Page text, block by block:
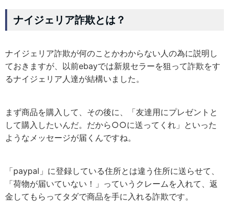
ナイジェリア詐欺とは？
ナイジェリア詐欺が何のことかわからない人の為に説明し
ておきますが、以前ebayでは新規セラーを狙って詐欺をす
るナイジェリア人達が結構いました。
まず商品を購入して、その後に、「友達用にプレゼントと
して購入したいんだ。だから○○に送ってくれ」といった
ようなメッセージが届くんですね。
「paypal」に登録している住所とは違う住所に送らせて、
「荷物が届いていない！」っていうクレームを入れて、返
金してもらってタダで商品を手に入れる詐欺です。